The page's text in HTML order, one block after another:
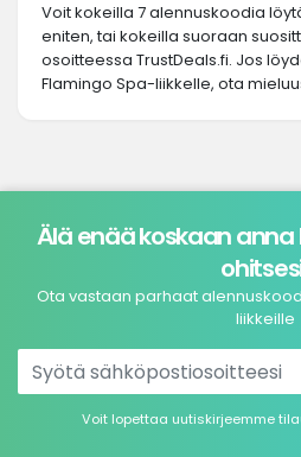
Voit kokeilla 7 alennuskoodia
eniten, tai kokeilla suoraan
osoitteessa TrustDeals.fi. Jos
Flamingo Spa-liikkelle, ota
Älä enää koskaan
Ota vastaan parhaat
liikkeille
Voit lopettaa uutiskirjeemme